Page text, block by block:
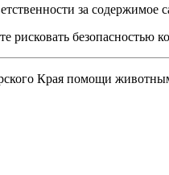
за содержимое
рисковать безопасностью
Края помощи